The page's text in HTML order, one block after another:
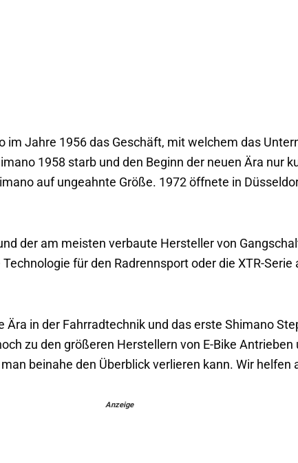
im Jahre 1956 das Geschäft, mit welchem das
1958 starb und den Beginn der neuen Ära nur
auf ungeahnte Größe. 1972 öffnete in
der am meisten verbaute Hersteller von
für den Radrennsport oder die XTR-
in der Fahrradtechnik und das erste Shimano
zu den größeren Herstellern von E-Bike
beinahe den Überblick verlieren kann. Wir helfen
Anzeige